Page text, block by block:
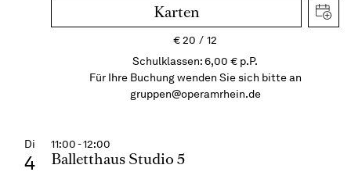
Karten
€20
12
Schulklassen: 6,00 € p.P.
Für Ihre Buchung wenden Sie sich bitte an
gruppen@operamrhein.de
Di
4
11:00 - 12:00
Balletthaus Studio 5